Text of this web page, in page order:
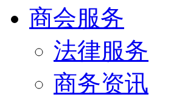
商会服务
法律服务
商务资讯